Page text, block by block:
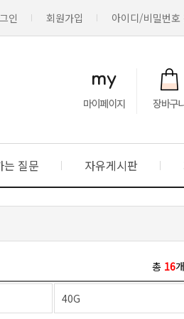
인 회원가입 아이디/비밀번호
는 질문 자유게시판
총 16
40G